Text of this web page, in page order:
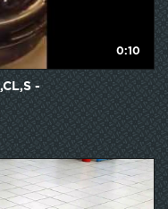
0:10
-